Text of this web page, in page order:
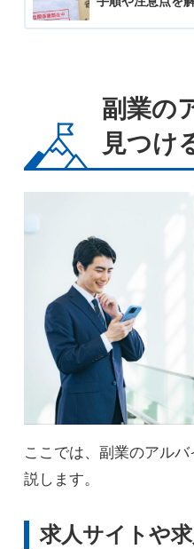
副業の
見つけ
ここでは、副業のアル
説します。
求人サイトや